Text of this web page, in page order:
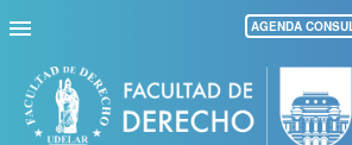
Pasar
al
contenido
principal
AGENDA